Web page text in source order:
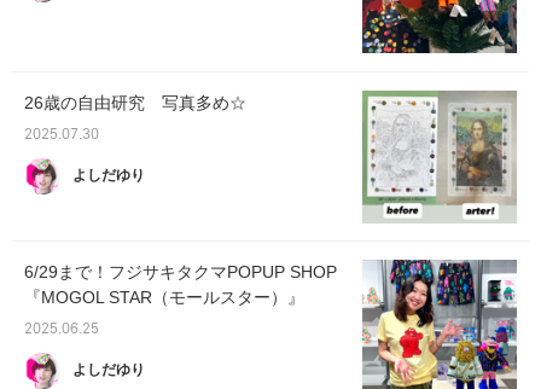
26歳の自由研究 写真多め☆
2025.07.30
よしだゆり
6/29まで！フジサキタクマPOPUP SHOP
『MOGOL STAR（モールスター）』
2025.06.25
よしだゆり